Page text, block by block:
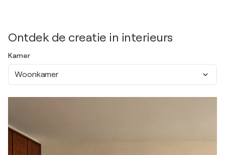
Ontdek de creatie in interieurs
Kamer
Woonkamer